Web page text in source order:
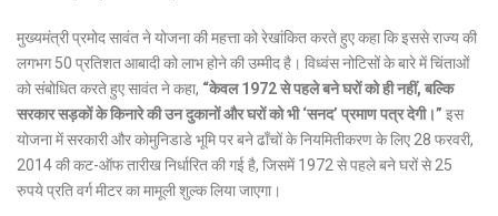
मुख्यमंत्री प्रमोद सावंत ने योजना की महत्ता को रेखांकित करते हुए कहा कि इससे राज्य की
लगभग 50 प्रतिशत आबादी को लाभ होने की उम्मीद है। विध्वंस नोटिसों के बारे में चिंताओं
को संबोधित करते हुए सावंत ने कहा, “केवल 1972 से पहले बने घरों को ही नहीं, बल्कि
सरकार सड़कों के किनारे की उन दुकानों और घरों को भी ‘सनद’ प्रमाण पत्र देगी।” इस
योजना में सरकारी और कोमुनिडाडे भूमि पर बने ढाँचों के नियमितीकरण के लिए 28 फरवरी,
2014 की कट-ऑफ तारीख निर्धारित की गई है, जिसमें 1972 से पहले बने घरों से 25
रुपये प्रति वर्ग मीटर का मामूली शुल्क लिया जाएगा।